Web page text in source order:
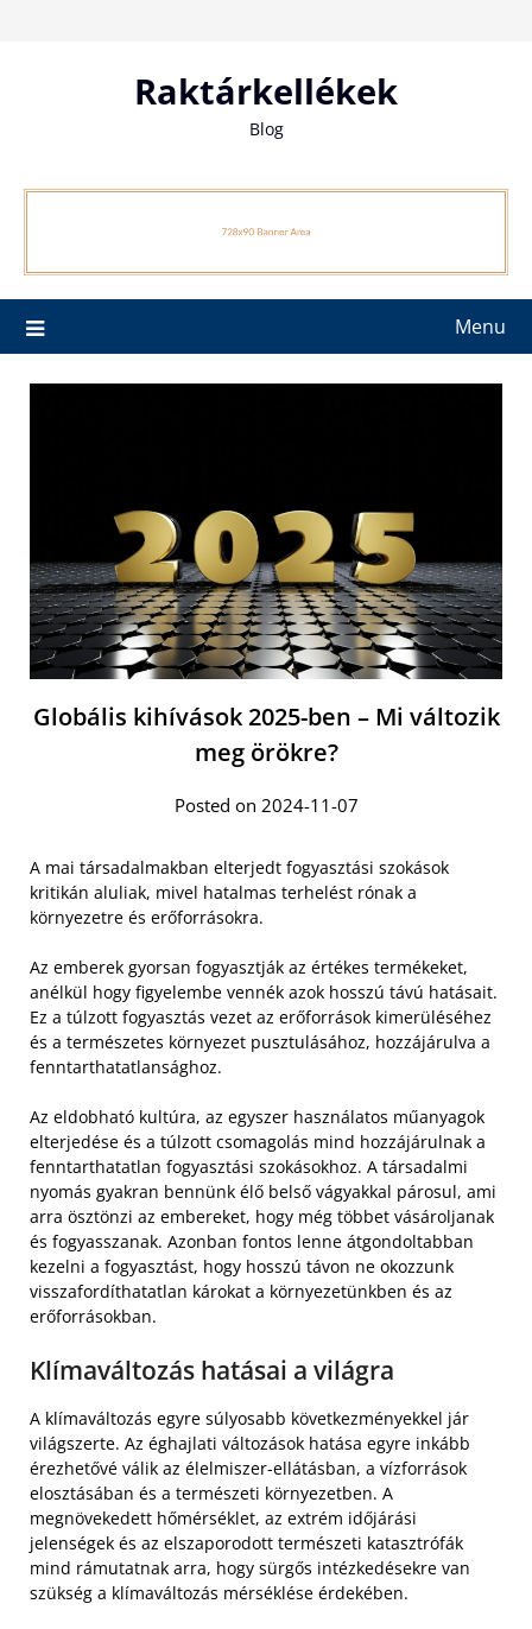
Raktárkellékek
Blog
Menu
Globális kihívások 2025-ben – Mi változik
meg örökre?
Posted on 2024-11-07
A mai társadalmakban elterjedt fogyasztási szokások
kritikán aluliak, mivel hatalmas terhelést rónak a
környezetre és erőforrásokra.
Az emberek gyorsan fogyasztják az értékes termékeket,
anélkül hogy figyelembe vennék azok hosszú távú hatásait.
Ez a túlzott fogyasztás vezet az erőforrások kimerüléséhez
és a természetes környezet pusztulásához, hozzájárulva a
fenntarthatatlansághoz.
Az eldobható kultúra, az egyszer használatos műanyagok
elterjedése és a túlzott csomagolás mind hozzájárulnak a
fenntarthatatlan fogyasztási szokásokhoz. A társadalmi
nyomás gyakran bennünk élő belső vágyakkal párosul, ami
arra ösztönzi az embereket, hogy még többet vásároljanak
és fogyasszanak. Azonban fontos lenne átgondoltabban
kezelni a fogyasztást, hogy hosszú távon ne okozzunk
visszafordíthatatlan károkat a környezetünkben és az
erőforrásokban.
Klímaváltozás hatásai a világra
A klímaváltozás egyre súlyosabb következményekkel jár
világszerte. Az éghajlati változások hatása egyre inkább
érezhetővé válik az élelmiszer-ellátásban, a vízforrások
elosztásában és a természeti környezetben. A
megnövekedett hőmérséklet, az extrém időjárási
jelenségek és az elszaporodott természeti katasztrófák
mind rámutatnak arra, hogy sürgős intézkedésekre van
szükség a klímaváltozás mérséklése érdekében.